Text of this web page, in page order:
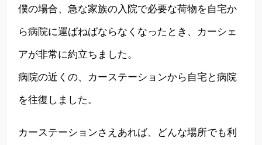
僕の場合、急な家族の入院で必要な荷物を自宅か
ら病院に運ばねばならなくなったとき、カーシェ
アが非常に約立ちました。
病院の近くの、カーステーションから自宅と病院
を往復しました。
カーステーションさえあれば、どんな場所でも利